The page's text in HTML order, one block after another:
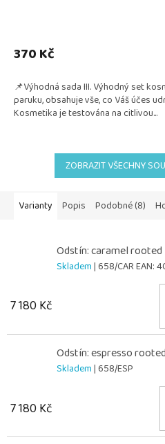
produktu
je
z
5
hvězdiček.
370 Kč
📌Výhodná sada III. Výhodný set
paruku, obsahuje vše, co Váš účes
Kosmetika je testována na citlivou...
ZOBRAZIT VŠECHNY
Varianty Popis Podobné (8)
Odstín: caramel rooted
Skladem| 658/CAREAN:
7 180 Kč
Odstín: espresso rooted
Skladem| 658/ESP
7 180 Kč